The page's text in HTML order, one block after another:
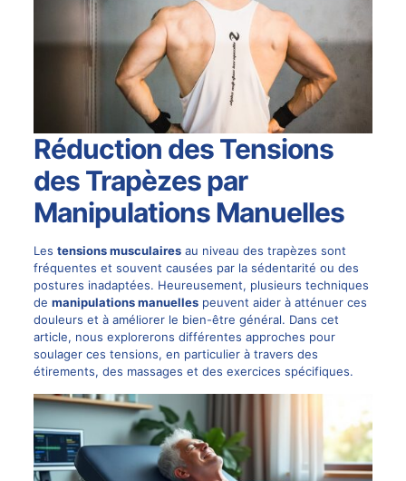
Réduction des Tensions
des Trapèzes par
Manipulations Manuelles
Les tensions musculairesau niveau des trapèzes sont
fréquentes et souvent causées par la sédentarité ou des
postures inadaptées. Heureusement, plusieurs techniques
de manipulations manuellespeuvent aider à atténuer ces
douleurs et à améliorer le bien-être général. Dans cet
article, nous explorerons différentes approches pour
soulager ces tensions, en particulier à travers des
étirements, des massages et des exercices spécifiques.